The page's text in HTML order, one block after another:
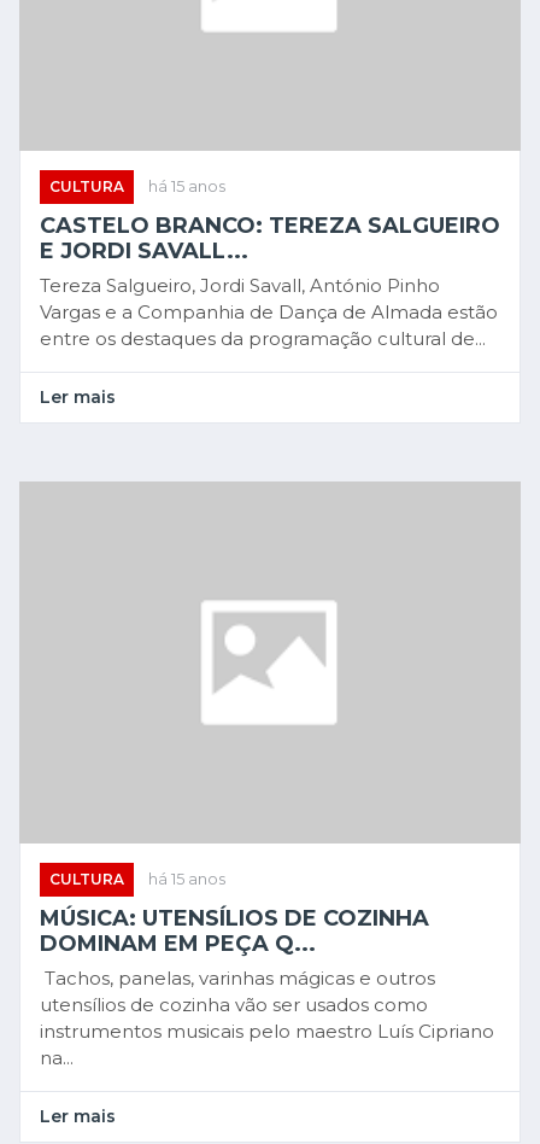
CULTURA há 15 anos
CASTELO BRANCO: TEREZA SALGUEIRO
E JORDI SAVALL...
Tereza Salgueiro, Jordi Savall, António Pinho
Vargas e a Companhia de Dança de Almada estão
entre os destaques da programação cultural de...
Ler mais
CULTURA há 15 anos
MÚSICA: UTENSÍLIOS DE COZINHA
DOMINAM EM PEÇA Q...
Tachos, panelas, varinhas mágicas e outros
utensílios de cozinha vão ser usados como
instrumentos musicais pelo maestro Luís Cipriano
na...
Ler mais